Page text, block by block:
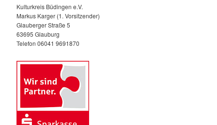
n
Kulturkreis Büdingen e.V.
Markus Karger (1. Vorsitzender)
Glauberger Straße 5
63695 Glauburg
Telefon 06041 9691870